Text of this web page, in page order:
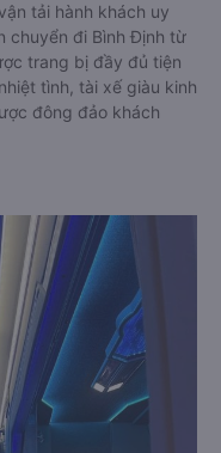
tải hành khách uy
chuyển đi Bình Định từ
trang bị đầy đủ tiện
tình, tài xế giàu kinh
đông đảo khách